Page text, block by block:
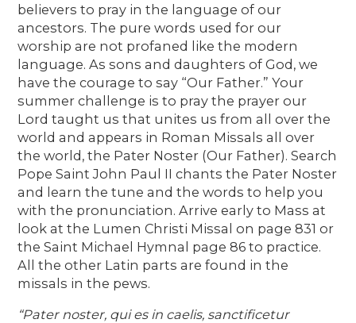
believers to pray in the language of our
ancestors. The pure words used for our
worship are not profaned like the modern
language. As sons and daughters of God, we
have the courage to say “Our Father.” Your
summer challenge is to pray the prayer our
Lord taught us that unites us from all over the
world and appears in Roman Missals all over
the world, the Pater Noster (Our Father). Search
Pope Saint John Paul II chants the Pater Noster
and learn the tune and the words to help you
with the pronunciation. Arrive early to Mass at
look at the Lumen Christi Missal on page 831 or
the Saint Michael Hymnal page 86 to practice.
All the other Latin parts are found in the
missals in the pews.
“Pater noster, qui es in caelis, sanctificetur